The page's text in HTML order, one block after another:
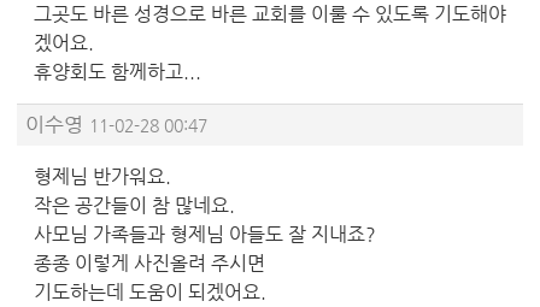
그곳도 바른 성경으로 바른 교회를 이룰 수 있도록 기도해야
겠어요.
휴양회도 함께하고...
이수영 11-02-28 00:47
형제님 반가워요.
작은 공간들이 참 많네요.
사모님 가족들과 형제님 아들도 잘 지내죠?
종종 이렇게 사진올려 주시면
기도하는데 도움이 되겠어요.